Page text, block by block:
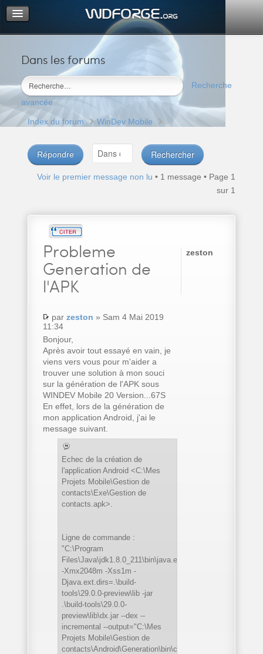
Dans les forums
Recherche
avancée
Portail
Index du forum
M’enregistrer
Connexion
Index du forum WinDev Mobile
Répondre
Voir le premier message non lu • 1 message • Page 1
sur 1
Probleme
Generation de
l'APK
par zeston » Sam 4 Mai 2019
11:34
Bonjour,
Après avoir tout essayé en vain, je
viens vers vous pour m'aider a
trouver une solution à mon souci
sur la génération de l'APK sous
WINDEV Mobile 20 Version...67S
En effet, lors de la génération de
mon application Android, j'ai le
message suivant.
Echec de la création de
l'application Android <C:\Mes
Projets Mobile\Gestion de
contacts\Exe\Gestion de
contacts.apk>.
Ligne de commande :
"C:\Program
Files\Java\jdk1.8.0_211\bin\java.exe"
-Xmx2048m -Xss1m -
Djava.ext.dirs=.\build-
tools\29.0.0-preview\lib -jar
.\build-tools\29.0.0-
preview\lib\dx.jar --dex --
incremental --output="C:\Mes
Projets Mobile\Gestion de
contacts\Android\Generation\bin\classes.dex"
zeston